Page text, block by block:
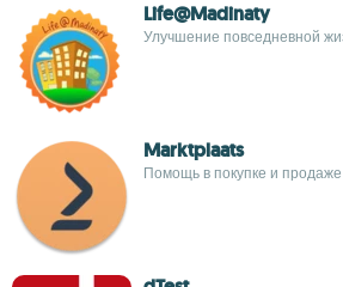
Life@Madinaty
Улучшение повседневной
Marktplaats
Помощь в покупке и